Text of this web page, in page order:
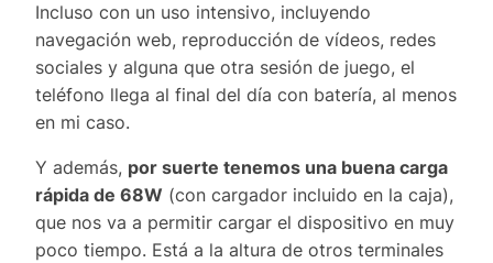
Incluso con un uso intensivo, incluyendo
navegación web, reproducción de vídeos, redes
sociales y alguna que otra sesión de juego, el
teléfono llega al final del día con batería, al menos
en mi caso.
Y además, por suerte tenemos una buena carga
rápida de 68W (con cargador incluido en la caja),
que nos va a permitir cargar el dispositivo en muy
poco tiempo. Está a la altura de otros terminales